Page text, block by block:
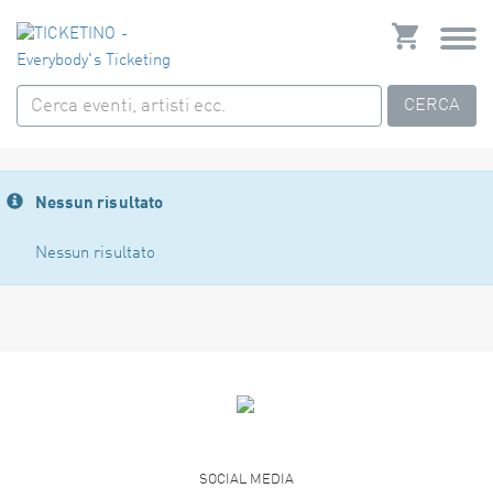
CERCA
Nessun risultato
Nessun risultato
SOCIAL MEDIA